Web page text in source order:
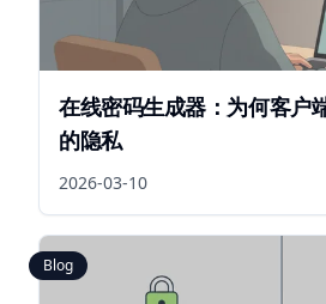
在线密码生成器：为何客户
的隐私
2026-03-10
Blog